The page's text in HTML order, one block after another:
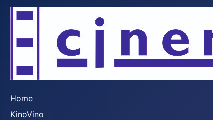
Home
KinoVino